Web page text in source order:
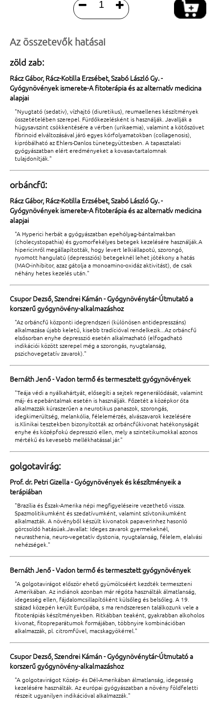
 
Az összetevők hatásai
zöld zab:
Rácz Gábor, Rácz-Kotilla Erzsébet, Szabó László Gy. -
Gyógynövények ismerete-A fitoterápia és az alternatív medicina
alapjai
"Nyugtató (sedativ), vízhajtó (diuretikus), reumaellenes készítmények
összetételében szerepel. Fürdőkezelésként is használják. Javallják a
húgysavszint csökkentésére a vérben (urikaemia), valamint a kötőszövet
fibrinoid elváltozásával járó egyes kórfolyamatokban (collagenosis),
kipróbálható az Ehlers-Danlos tünetegyüttesben. A tapasztalati
gyógyászatban elért eredményeket a kovasavtartalomnak
tulajdonítják."
orbáncfű:
Rácz Gábor, Rácz-Kotilla Erzsébet, Szabó László Gy. -
Gyógynövények ismerete-A fitoterápia és az alternatív medicina
alapjai
"A Hyperici herbát a gyógyászatban epehólyag-bántalmakban
(cholecystopathia) és gyomorfekélyes betegek kezelésére használják.A
hipericinről megállapították, hogy levert lelkiállapotú, szorongó,
nyomott hangulatú (depressziós) betegeknél lehet jótékony a hatás
(MAO-inhibitor, azaz gátolja a monoamino-oxidáz aktivitást), de csak
néhány hetes kezelés után."
Csupor Dezső, Szendrei Kámán - Gyógynövénytár-Útmutató a
korszerű gyógynövény-alkalmazáshoz
"Az orbáncfű központi idegrendszeri (különösen antidepresszáns)
alkalmazása újabb keletű, kisebb tradícióval rendelkezik...Az orbáncfű
elsősorban enyhe depresszió esetén alkalmazható (elfogadható
indikációi között szerepel még a szorongás, nyugtalanság,
pszichovegetatív zavarok)."
Bernáth Jenő - Vadon termő és termesztett gyógynövények
"Teája védi a nyálkahártyát, elősegíti a sejtek regenerálódását, valamint
máj- és epebántalmak esetén is használják. Főzetét a középkor óta
alkalmazzák kúraszerűen a neurotikus panaszok, szorongás,
idegkimerültség, melankólia, félelemérzés, alvászavarok kezelésére
is.Klinikai tesztekben bizonyították az orbáncfűkivonat hatékonyságát
enyhe és középfokú depresszió ellen, mely a szintetikumokkal azonos
mértékű és kevesebb mellékhatással jár."
golgotavirág:
Prof. dr. Petri Gizella - Gyógynövények és készítményeik a
terápiában
"Brazília és Észak-Amerika népi megfigyeléseire vezethető vissza.
Spazmolitikumként és szedatívumként, valamint szívtonikumként
alkalmazták. A növényből készült kivonatok papaverinhez hasonló
görcsoldó hatásúak.Javallat: Ideges zavarok gyermekeknél,
neurasthenia, neuro-vegetatív dystonia, nyugtalanság, félelem, elalvási
nehézségek."
Bernáth Jenő - Vadon termő és termesztett gyógynövények
"A golgotavirágot először ehető gyümölcséért kezdték termeszteni
Amerikában. Az indiánok azonban már régóta használták álmatlanság,
idegesség ellen, fájdalomcsillapítóként külsőleg és belsőleg. A 19.
század közepén került Európába, s ma rendszeresen találkozunk vele a
fitoterápiás készítményekben. Ritkábban teaként, gyakrabban alkoholos
kivonat, fitopreparátumok formájában, többnyire kombinációban
alkalmazzák, pl. citromfűvel, macskagyökérrel."
Csupor Dezső, Szendrei Kámán - Gyógynövénytár-Útmutató a
korszerű gyógynövény-alkalmazáshoz
"A golgotavirágot Közép- és Dél-Amerikában álmatlanság, idegesség
kezelésére használták. Az európai gyógyászatban a növény földfeletti
részeit ugyanilyen indikációval alkalmazzák."